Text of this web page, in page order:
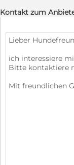
Kontakt zum